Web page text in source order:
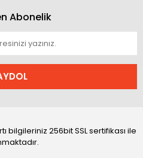
Abonelik
bilgileriniz 256bit SSL sertifikası ile